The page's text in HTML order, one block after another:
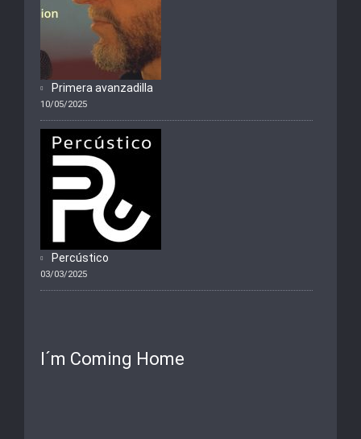
Primera avanzadilla
10/05/2025
Percústico
03/03/2025
I´m Coming Home